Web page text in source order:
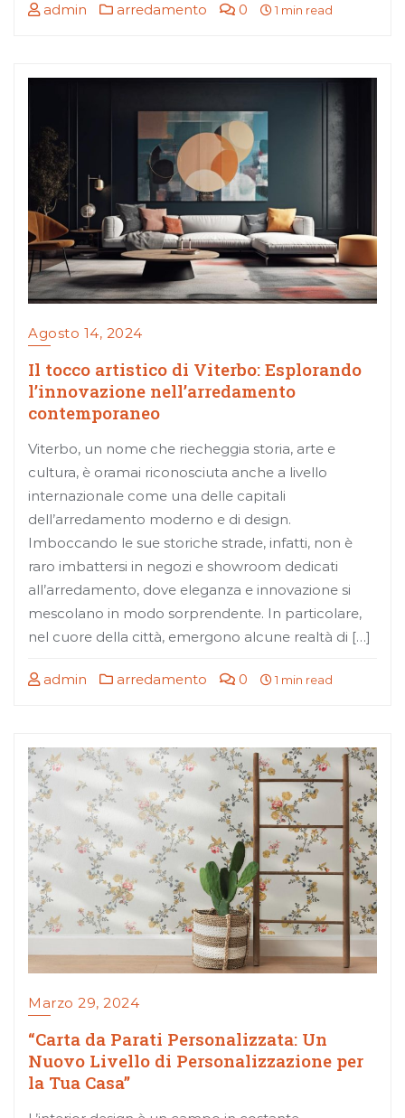
admin arredamento 0 1 min read
Agosto 14, 2024
Il tocco artistico di Viterbo: Esplorando
l’innovazione nell’arredamento
contemporaneo
Viterbo, un nome che riecheggia storia, arte e
cultura, è oramai riconosciuta anche a livello
internazionale come una delle capitali
dell’arredamento moderno e di design.
Imboccando le sue storiche strade, infatti, non è
raro imbattersi in negozi e showroom dedicati
all’arredamento, dove eleganza e innovazione si
mescolano in modo sorprendente. In particolare,
nel cuore della città, emergono alcune realtà di […]
admin arredamento 0 1 min read
Marzo 29, 2024
“Carta da Parati Personalizzata: Un
Nuovo Livello di Personalizzazione per
la Tua Casa”